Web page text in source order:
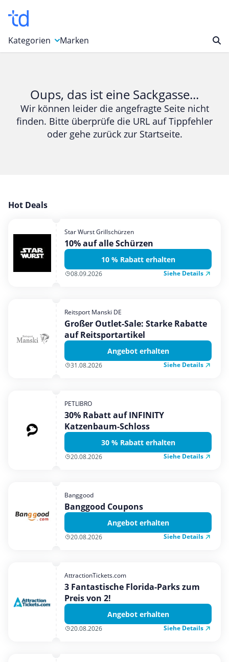
Kategorien
Bücher & Magazine
Computer & Elektronik
Entertainment & Media
Garten, Haushalt & Tiere
Mobilfunk & Internet
Mode & Accessoires
Shopping
Urlaub & Reise
Marken
Oups, das ist eine Sackgasse...
Wir können leider die angefragte Seite nicht
finden. Bitte überprüfe die URL auf Tippfehler
oder gehe zurück zur Startseite.
Hot Deals
Star Wurst Grillschürzen
10% auf alle Schürzen
10 % Rabatt erhalten
08.09.2026 Siehe Details
Reitsport Manski DE
Großer Outlet-Sale: Starke Rabatte
auf Reitsportartikel
Angebot erhalten
31.08.2026 Siehe Details
PETLIBRO
30% Rabatt auf INFINITY
Katzenbaum-Schloss
30 % Rabatt erhalten
20.08.2026 Siehe Details
Banggood
Banggood Coupons
Angebot erhalten
20.08.2026 Siehe Details
AttractionTickets.com
3 Fantastische Florida-Parks zum
Preis von 2!
Angebot erhalten
20.08.2026 Siehe Details